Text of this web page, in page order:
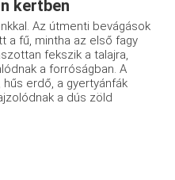
kertben
Az útmenti bevágások
a fű, mintha az első fagy
fekszik a talajra,
a forróságban. A
erdő, a gyertyánfák
a dús zöld